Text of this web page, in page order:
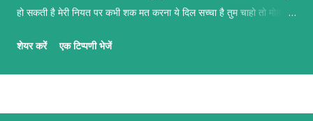
हो सकती है मेरी नियत पर कभी शक मत करना ये दिल सच्चा है तुम चाहो तो मोहब्बत
तुम सिर्फ खूबसूरत ही नहीं मेरे हर ख्वाहिश की इबादत हो तुम्हें दुल्हन बनाने का इरादा
शेयर करें एक टिप्पणी भेजें